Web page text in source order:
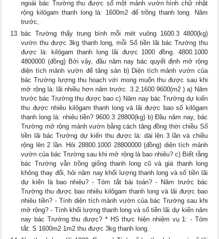
ngoái bác Trường thu được số một mảnh vườn hình chữ nhật
rộng kilôgam thanh long là: 1600m2 để trồng thanh long. Năm
trước,
bác Trường thấy trung bình mỗi mét vuông 1600.3 4800(kg)
vườn thu được 3kg thanh long, mỗi Số tiền lãi bác Trường thu
được là: kilôgam thanh long lãi được 1000 đồng. 4800.1000
4800000 (đồng) Bởi vậy, đầu năm nay bác quyết định mở rộng
diện tích mảnh vườn để tăng sản b) Diện tích mảnh vườn của
bác Trường lượng thu hoạch với mong muốn thu được sau khi
mở rộng là: lãi nhiều hơn năm trước. 3.2.1600 9600(m2 ) a) Năm
trước bác Trường thu được bao c) Năm nay bác Trường dự kiến
thu được nhiêu kilôgam thanh long và lãi được bao số kilôgam
thanh long là: nhiêu tiền? 9600.3 28800(kg) b) Đầu năm nay, bác
Trường mở rộng mảnh vườn bằng cách tăng đồng thời chiều Số
tiền lãi bác Trường dự kiến thu được là: dài lên 3 lần và chiều
rộng lên 2 lần. Hỏi 28800.1000 28800000 (đồng) diện tích mảnh
vườn của bác Trường sau khi mở rộng là bao nhiêu? c) Biết rằng
bác Trường vẫn trồng giống thanh long cũ và giá thanh long
không thay đổi, hỏi năm nay khối lượng thanh long và số tiền lãi
dự kiến là bao nhiêu? - Tóm tắt bài toán? - Năm trước bác
Trường thu được bao nhiêu kilôgam thanh long và lãi được bao
nhiêu tiền? - Tính diện tích mảnh vườn của bác Trường sau khi
mở rộng? - Tính khối lượng thanh long và số tiền lãi dự kiến năm
nay bác Trường thu được? * HS thực hiện nhiệm vụ 1: - Tóm
tắt: S 1600m2 1m2 thu được 3kg thanh long.